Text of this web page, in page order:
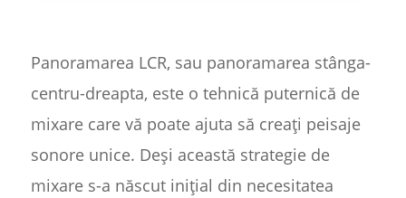
Panoramarea LCR, sau panoramarea stânga-
centru-dreapta, este o tehnică puternică de
mixare care vă poate ajuta să creați peisaje
sonore unice. Deși această strategie de
mixare s-a născut inițial din necesitatea